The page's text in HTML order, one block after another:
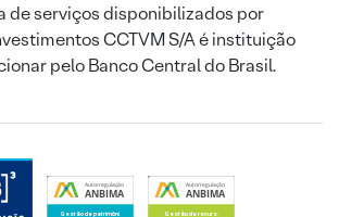
de serviços disponibilizados por
CCTVM S/A é instituição
pelo Banco Central do Brasil.